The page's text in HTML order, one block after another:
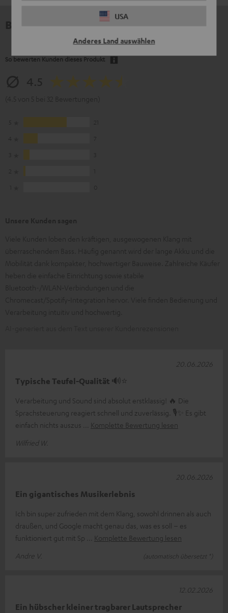
USA
Anderes Land auswählen
So bewerten Kunden dieses Produkt
Typische Teufel-Qualität 🔊⭐
Verarbeitung und Sound sind absolut erstklassig! 🔥 Die
Sprachsteuerung reagiert schnell und zuverlässig. 🎙️✨ Es gibt
einfach nichts auszus
Komplette Bewertung lesen
Wilfried W.
20.06.2026
Ein gigantisches Musikerlebnis
Ich bin super zufrieden mit dem Klang, sowohl drinnen als auch
draußen, und Google macht genau das, was es soll – es
funktioniert gut mit Sp
Komplette Bewertung lesen
Andre V.
(automatisch übersetzt *)
20.06.2026
Ein hübscher kleiner tragbarer Lautsprecher
12.02.2026